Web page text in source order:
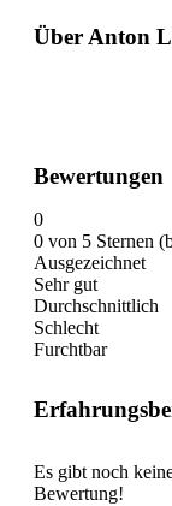
Über Anton
Bewertungen
0
0 von 5 Sternen
Ausgezeichnet
Sehr gut
Durchschnittlich
Schlecht
Furchtbar
Es gibt noch
Bewertung!